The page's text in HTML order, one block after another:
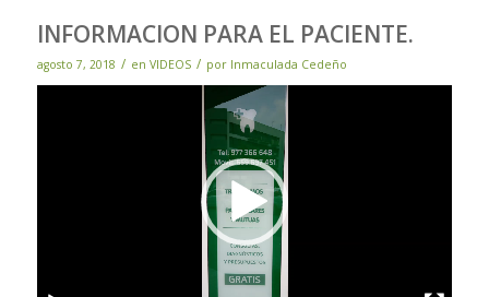
INFORMACION PARA EL PACIENTE.
agosto 7, 2018 / en VIDEOS / por Inmaculada Cedeño